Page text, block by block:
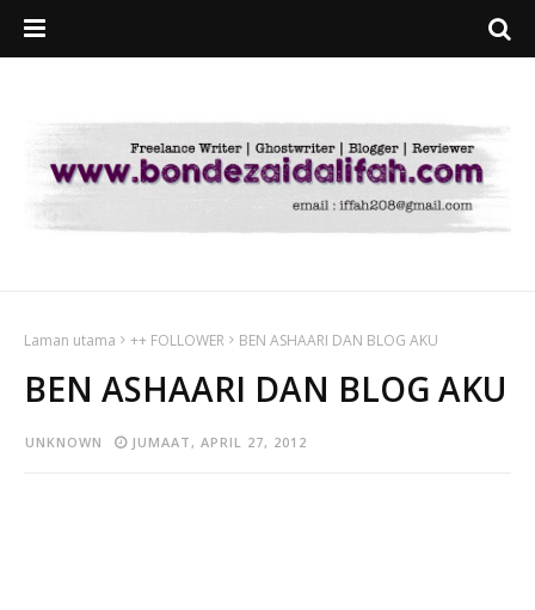
Laman utama ++ FOLLOWER BEN ASHAARI DAN BLOG AKU
BEN ASHAARI DAN BLOG AKU
UNKNOWN JUMAAT, APRIL 27, 2012